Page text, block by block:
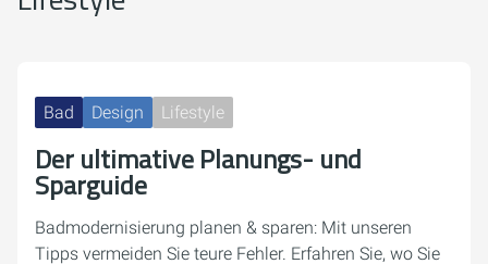
Bad Design Lifestyle
Der ultimative Planungs- und
Sparguide
Badmodernisierung planen & sparen: Mit unseren
Tipps vermeiden Sie teure Fehler. Erfahren Sie, wo Sie